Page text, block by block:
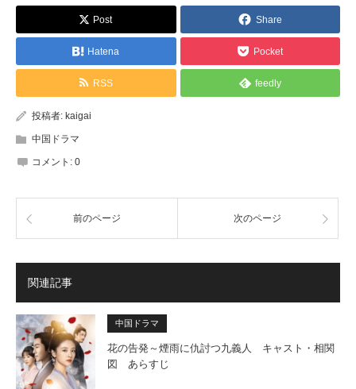
Post Share
Hatena Pocket
RSS feedly
投稿者: kaigai
中国ドラマ
コメント: 0
前のページ 次のページ
関連記事
中国ドラマ
花の告発～煙雨に仇討つ九義人 キャスト・相関
図 あらすじ